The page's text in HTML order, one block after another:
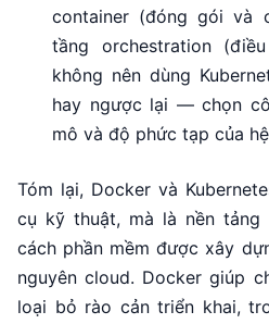
container (đóng gói và
tầng orchestration
không nên dùng
hay ngược lại — chọn
mô và độ phức tạp của
Tóm lại, Docker và
cụ kỹ thuật, mà là nền
cách phần mềm được xây
nguyên cloud. Docker giúp
loại bỏ rào cản triển khai,